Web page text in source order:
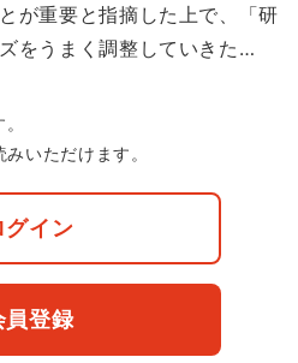
が重要と指摘した上で、「研
をうまく調整していきた…
いただけます。
グイン
員登録